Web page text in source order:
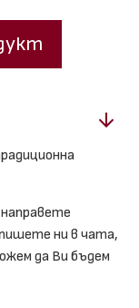
ни в чата,
да Ви бъдем